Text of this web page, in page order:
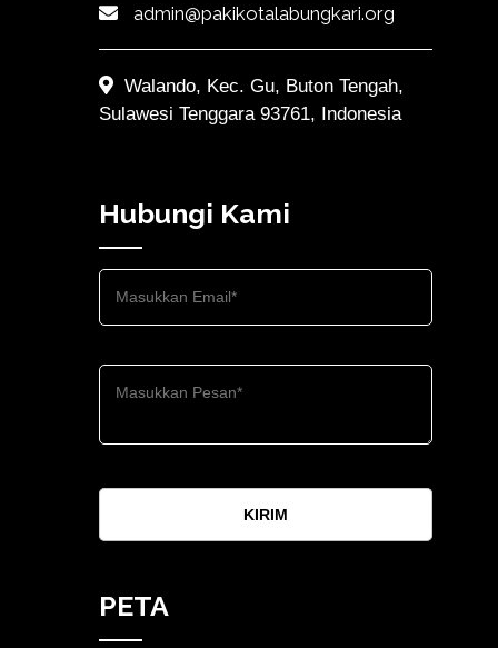
admin@pakikotalabungkari.org
Walando, Kec. Gu, Buton Tengah,
Sulawesi Tenggara 93761, Indonesia
Hubungi Kami
KIRIM
PETA